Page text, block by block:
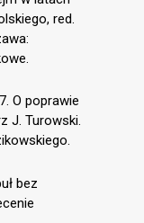
red.
O poprawie
J. Turowski.
bez